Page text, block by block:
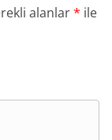
alanlar* ile